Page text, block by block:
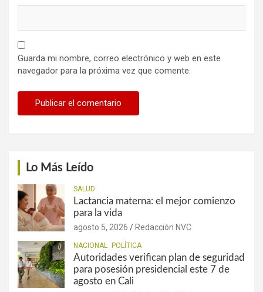
Guarda mi nombre, correo electrónico y web en este
navegador para la próxima vez que comente.
Lo Más Leído
SALUD
Lactancia materna: el mejor comienzo
para la vida
agosto 5, 2026 Redacción NVC
NACIONAL POLÍTICA
Autoridades verifican plan de seguridad
para posesión presidencial este 7 de
agosto en Cali